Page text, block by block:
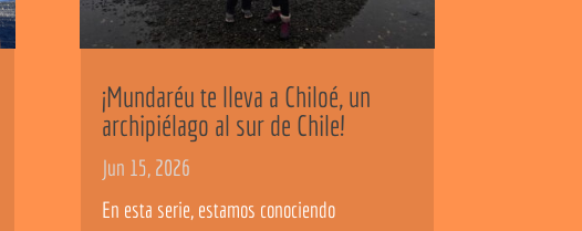
¡Mundaréu te lleva a Chiloé, un
archipiélago al sur de Chile!
Jun 15, 2026
En esta serie, estamos conociendo